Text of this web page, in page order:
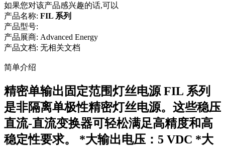
如果您对该产品感兴趣的话,可以
产品名称: FIL 系列
产品型号:
产品展商: Advanced Energy
产品文档: 无相关文档
简单介绍
精密单输出固定范围灯丝电源 FIL 系列
是非隔离单极性精密灯丝电源。这些稳压
直流-直流变换器可轻松满足高精度和高
稳定性要求。 *大输出电压：5 VDC *大